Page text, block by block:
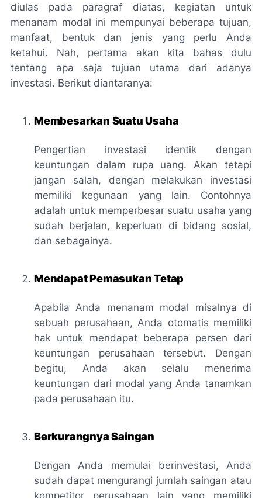
diulas pada paragraf diatas, kegiatan untuk
menanam modal ini mempunyai beberapa tujuan,
manfaat, bentuk dan jenis yang perlu Anda
ketahui. Nah, pertama akan kita bahas dulu
tentang apa saja tujuan utama dari adanya
investasi. Berikut diantaranya:
Membesarkan Suatu Usaha
Pengertian investasi identik dengan
keuntungan dalam rupa uang. Akan tetapi
jangan salah, dengan melakukan investasi
memiliki kegunaan yang lain. Contohnya
adalah untuk memperbesar suatu usaha yang
sudah berjalan, keperluan di bidang sosial,
dan sebagainya.
Mendapat Pemasukan Tetap
Apabila Anda menanam modal misalnya di
sebuah perusahaan, Anda otomatis memiliki
hak untuk mendapat beberapa persen dari
keuntungan perusahaan tersebut. Dengan
begitu, Anda akan selalu menerima
keuntungan dari modal yang Anda tanamkan
pada perusahaan itu.
Berkurangnya Saingan
Dengan Anda memulai berinvestasi, Anda
sudah dapat mengurangi jumlah saingan atau
kompetitor perusahaan lain yang memiliki